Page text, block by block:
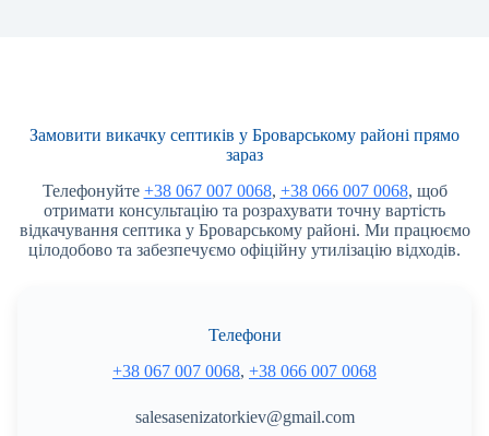
Замовити викачку септиків у Броварському районі прямо
зараз
Телефонуйте +38 067 007 0068, +38 066 007 0068, щоб
отримати консультацію та розрахувати точну вартість
відкачування септика у Броварському районі. Ми працюємо
цілодобово та забезпечуємо офіційну утилізацію відходів.
Телефони
+38 067 007 0068, +38 066 007 0068
salesasenizatorkiev@gmail.com